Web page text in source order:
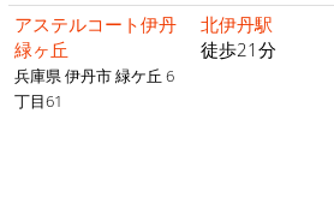
アステルコート伊丹
緑ヶ丘
兵庫県 伊丹市 緑ケ丘 6
丁目61
北伊丹駅
徒歩21分